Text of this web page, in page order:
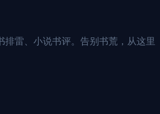
排雷、小说书评。告别书荒，从这里